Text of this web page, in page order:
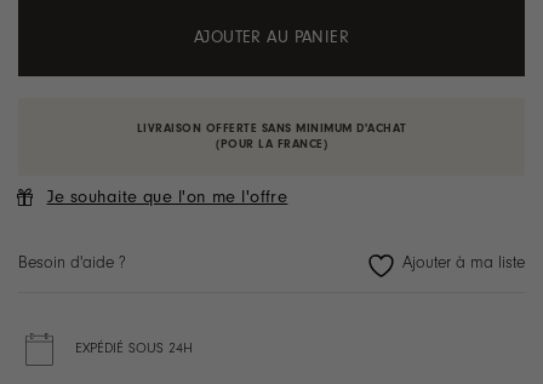
AJOUTER AU PANIER
LIVRAISON OFFERTE SANS MINIMUM D'ACHAT
(POUR LA FRANCE)
Je souhaite que l'on me l'offre
Besoin d'aide ?
EXPÉDIÉ SOUS 24H